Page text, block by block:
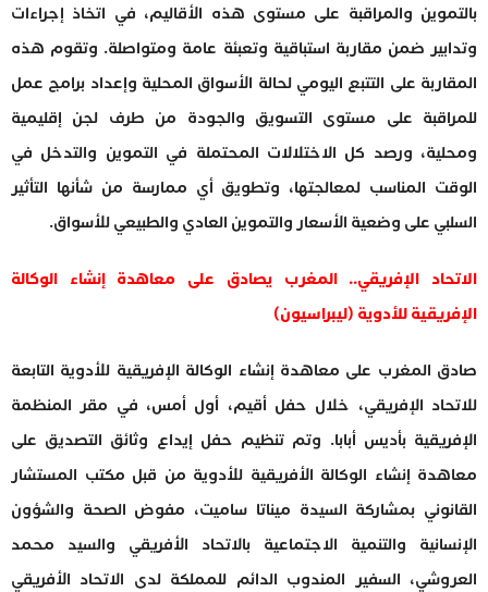
بالتموين والمراقبة على مستوى هذه الأقاليم، في اتخاذ إجراءات
وتدابير ضمن مقاربة استباقية وتعبئة عامة ومتواصلة. وتقوم هذه
المقاربة على التتبع اليومي لحالة الأسواق المحلية وإعداد برامج عمل
للمراقبة على مستوى التسويق والجودة من طرف لجن إقليمية
ومحلية، ورصد كل الاختلالات المحتملة في التموين والتدخل في
الوقت المناسب لمعالجتها، وتطويق أي ممارسة من شأنها التأثير
السلبي على وضعية الأسعار والتموين العادي والطبيعي للأسواق.
الاتحاد الإفريقي.. المغرب يصادق على معاهدة إنشاء الوكالة
الإفريقية للأدوية (ليبراسيون)
صادق المغرب على معاهدة إنشاء الوكالة الإفريقية للأدوية التابعة
للاتحاد الإفريقي، خلال حفل أقيم، أول أمس، في مقر المنظمة
الإفريقية بأديس أبابا. وتم تنظيم حفل إيداع وثائق التصديق على
معاهدة إنشاء الوكالة الأفريقية للأدوية من قبل مكتب المستشار
القانوني بمشاركة السيدة ميناتا ساميت، مفوض الصحة والشؤون
الإنسانية والتنمية الاجتماعية بالاتحاد الأفريقي والسيد محمد
العروشي، السفير المندوب الدائم للمملكة لدى الاتحاد الأفريقي